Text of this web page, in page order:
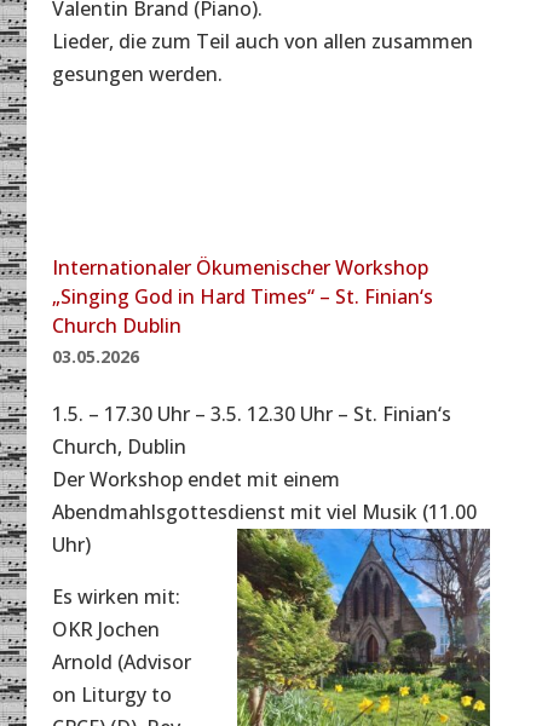
Valentin Brand (Piano).
Lieder, die zum Teil auch von allen zusammen
gesungen werden.
Internationaler Ökumenischer Workshop
„Singing God in Hard Times“ – St. Finian‘s
Church Dublin
03.05.2026
1.5. – 17.30 Uhr – 3.5. 12.30 Uhr – St. Finian‘s
Church, Dublin
Der Workshop endet mit einem
Abendmahlsgottesdienst mit viel Musik (11.00
Uhr)
Es wirken mit:
OKR Jochen
Arnold (Advisor
on Liturgy to